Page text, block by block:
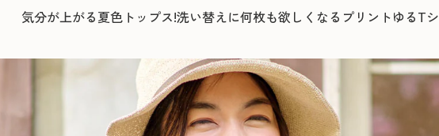
気分が上がる夏色トップス!洗い替えに何枚も欲しくなるプリントゆるTシ